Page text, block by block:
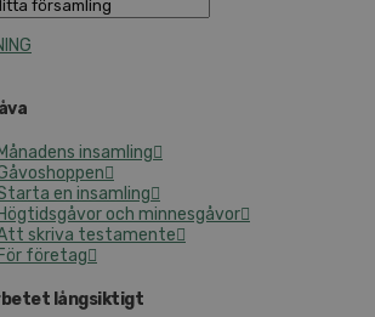
Månadens insamling
en insamling
Högtidsgåvor och minnesgåvor
skriva testamente
För företag
långsiktigt